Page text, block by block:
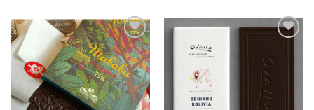
Zur
Wunschliste
hinzufügen
Wunschliste
hinzufügen